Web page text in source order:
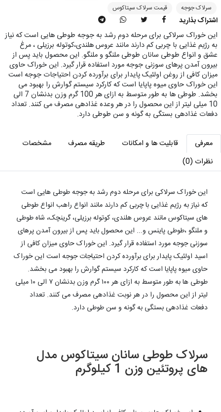
سرلاک جوجه
قیمت سرلاک سیتاکوس
اشتراک بذارید
این خوراک سرلاکی برای مرحله دوم رشد به جوجه طوطی هایی است که نیاز
به رژیم غذایی با چربی کم دارند مانند عروس هلندی،کوتوله برزیلی ، مرغ
عشق و انواع طوطی سانان طوطی ملنگو و ملنگو. این محصول باید پس از
بیرون آمدن پرهای سوزنی جوجه مورد استفاده قرار گیرد. این خوراک حاوی
میزان کافی از روغن اولئیک پایدار برای برآورده کردن احتیاجات جوجه است
این خوراک حاوی میوه پاپایا است که کارکرد سیستم گوارش را بهبود می
بخشد. طوطی ها به طور متوسط به ازای هر 100 گرم وزن بدنشان 7 الی
10 میلی لیتر از این محصول را در هر وعده غذادهی مصرف می کنند. تعداد
دفعات غذادهی بستگی به گونه و سن طوطی دارد.
معرفی قابلیت ها و امکانات طریقه مصرف
مشخصات
نظرات (0)
این خوراک سرلاکی برای مرحله دوم رشد به جوجه طوطی هایی است
که نیاز به رژیم غذایی با چربی کم دارند مانند انواع راهب انواع طوطی
های سیتاکوس مانند عروس هلندی، کوتوله برزیلی، گرینچک، شاه طوطی
و ملنگو ،طوطی پاینس و... این محصول باید پس از بیرون آمدن پرهای
سوزنی جوجه مورد استفاده قرار گیرد. این خوراک حاوی میزان کافی از
اسید اولئیک پایدار برای برآورده کردن احتیاجات جوجه است این خوراک
حاوی میوه پاپایا است که کارکرد سیستم گوارش را بهبود می بخشد.
طوطی ها به طور متوسط به ازای هر ۱۰۰ گرم وزن بدنشان ۷ الی ۱۰ میلی
لیتر از این محصول را در هر نوبت غذادهی مصرف می کنند. تعداد
دفعات غذادهی بستگی به گونه و سن طوطی دارد.
سرلاک طوطی سانان سیتاکوس مدل
های پروتئین وزن 1 کیلوگرم